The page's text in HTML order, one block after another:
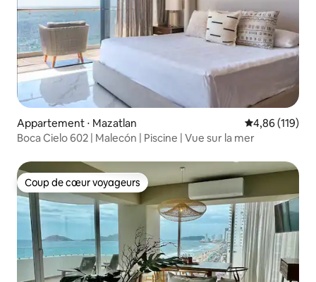
Appartement ⋅ Mazatlan Évaluation
4,86 (119)
Boca Cielo 602 | Malecón | Piscine | Vue sur la mer
Coup de cœur voyageurs
Coup de cœur voyageurs